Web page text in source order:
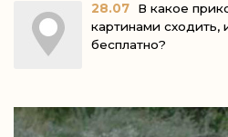
28.07
В какое
картинами сходить,